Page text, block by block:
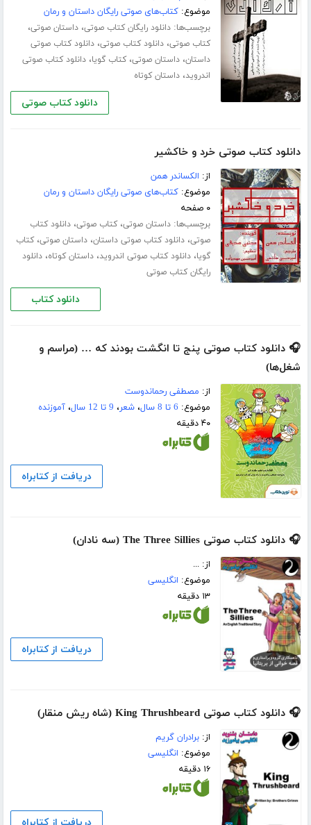
موضوع:کتاب‌های صوتی رایگان داستان و رمان
برچسب‌ها:دانلود رایگان کتاب صوتی،داستان صوتی،
کتاب صوتی،دانلود کتاب صوتی،دانلود کتاب صوتی
داستان،داستان صوتی،کتاب گویا،دانلود کتاب صوتی
اندروید،داستان کوتاه
دانلود کتاب صوتی
دانلود کتاب صوتی خرد و خاکشیر
از: الکساندر همن
موضوع:کتاب‌های صوتی رایگان داستان و رمان
۰ صفحه
برچسب‌ها:داستان صوتی،کتاب صوتی،دانلود کتاب
صوتی،دانلود کتاب صوتی داستان،داستان صوتی،کتاب
گویا،دانلود کتاب صوتی اندروید،داستان کوتاه،دانلود
رایگان کتاب صوتی
دانلود کتاب
🎧 دانلود کتاب صوتی پنج تا انگشت بودند که … (مراسم و
شغل‌ها)
از: مصطفی رحماندوست
موضوع: 6 تا 8 سال ،شعر، 9 تا 12 سال ،آموزنده
۴۰ دقیقه
دریافت از کتابراه
🎧 دانلود کتاب صوتی The Three Sillies (سه نادان)
از: ...
موضوع: انگلیسی
۱۳ دقیقه
دریافت از کتابراه
🎧 دانلود کتاب صوتی King Thrushbeard (شاه ریش منقار)
از:برادران گریم
موضوع: انگلیسی
۱۶ دقیقه